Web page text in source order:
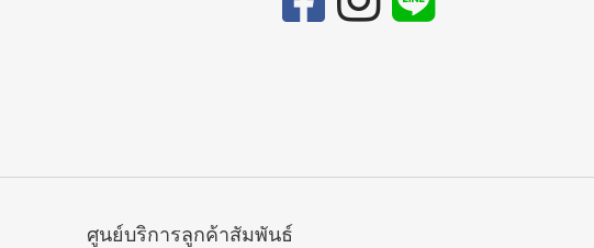
ศูนย์บริการลูกค้าสัมพันธ์